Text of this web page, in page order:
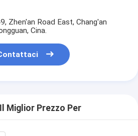
Zhen'an Road East, Chang'an
Cina.
Miglior Prezzo Per